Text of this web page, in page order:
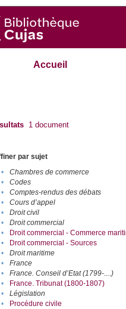
Accueil
1 document
par sujet
•
Chambres de commerce
•
Codes
•
Comptes-rendus des débats
•
Cours d’appel
•
Droit civil
•
Droit commercial
•
Droit commercial - Commerce
•
Droit commercial - Sources
•
Droit maritime
•
France
•
France. Conseil d’Etat (1799-....)
•
France. Tribunat (1800-1807)
•
Législation
•
Procédure civile